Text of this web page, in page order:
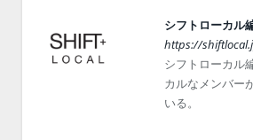
シフトローカル
https://
シフトローカル
カルなメンバー
いる。